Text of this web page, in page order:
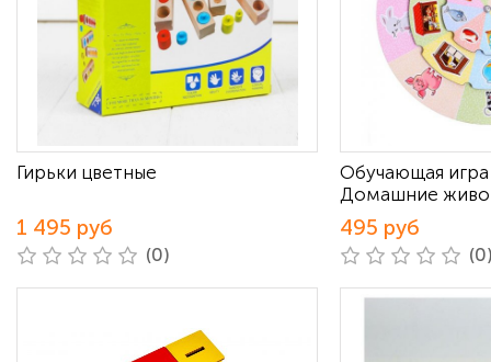
Гирьки цветные
1 495 руб
(0)
Обучающая
Домашние
495 руб